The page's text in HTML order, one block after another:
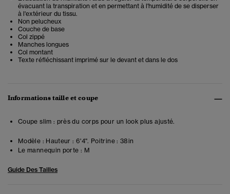
évacuant la transpiration et en permettant à l'humidité de se disperser
à l'extérieur du tissu.
Non pelucheux
Couche de base
Col zippé
Manches longues
Col montant
Texte réfléchissant imprimé sur le devant et dans le dos
Informations taille et coupe
Coupe slim : près du corps pour un look plus ajusté.
Modèle : Hauteur : 6'4". Poitrine : 38in
Le mannequin porte : M
Guide Des Tailles